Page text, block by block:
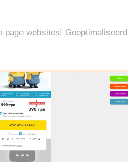
page websites! Geoptimaliseerd